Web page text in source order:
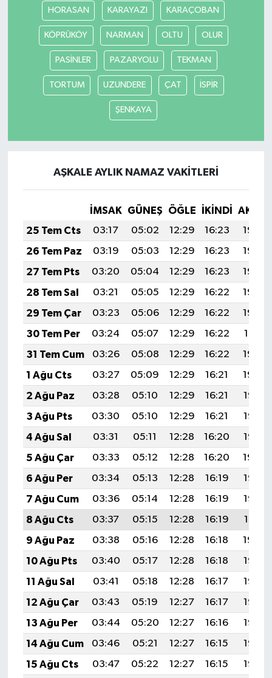
HORASAN KARAYAZI KARAÇOBAN
KÖPRÜKÖY NARMAN OLTU OLUR
PASİNLER PAZARYOLU TEKMAN
TORTUM UZUNDERE ÇAT İSPİR
ŞENKAYA
AŞKALE AYLIK NAMAZ VAKITLERI
İMSAK GÜNEŞ ÖĞLE İKINDI
25 Tem Cts
03:17 05:02 12:29 16:23
19:45
26 Tem Paz
03:19 05:03 12:29 16:23
19:45
27 Tem Pts
03:20 05:04 12:29 16:23
19:44
28 Tem Sal
03:21 05:05 12:29 16:22
19:43
29 Tem Çar
03:23 05:06 12:29 16:22
19:42
30 Tem Per
03:24 05:07 12:29 16:22
19:41
31 Tem Cum
03:26 05:08 12:29 16:22
19:40
1 Ağu Cts
03:27 05:09 12:29 16:21
19:39
2 Ağu Paz
03:28 05:10 12:29 16:21
19:38
3 Ağu Pts
03:30 05:10 12:29 16:21
19:37
4 Ağu Sal
03:31 05:11 12:28 16:20
19:36
5 Ağu Çar
03:33 05:12 12:28 16:20
19:34
6 Ağu Per
03:34 05:13 12:28 16:19
19:33
7 Ağu Cum
03:36 05:14 12:28 16:19
19:32
8 Ağu Cts
03:37 05:15 12:28 16:19
19:31
9 Ağu Paz
03:38 05:16 12:28 16:18
19:30
10 Ağu Pts
03:40 05:17 12:28 16:18
19:28
11 Ağu Sal
03:41 05:18 12:28 16:17
19:27
12 Ağu Çar
03:43 05:19 12:27 16:17
19:26
13 Ağu Per
03:44 05:20 12:27 16:16
19:25
14 Ağu Cum
03:46 05:21 12:27 16:15
19:23
15 Ağu Cts
03:47 05:22 12:27 16:15
19:22